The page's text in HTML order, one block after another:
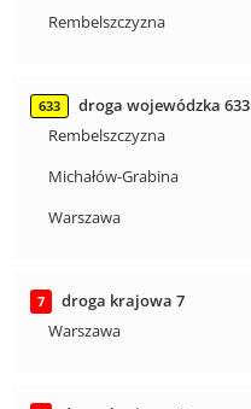
Rembelszczyzna
633
droga wojewódzka 633
Rembelszczyzna
Michałów-Grabina
Warszawa
7
droga krajowa 7
Warszawa